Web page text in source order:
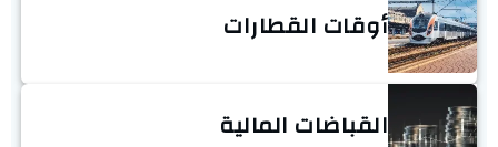
أوقات القطارات
القباضات المالية